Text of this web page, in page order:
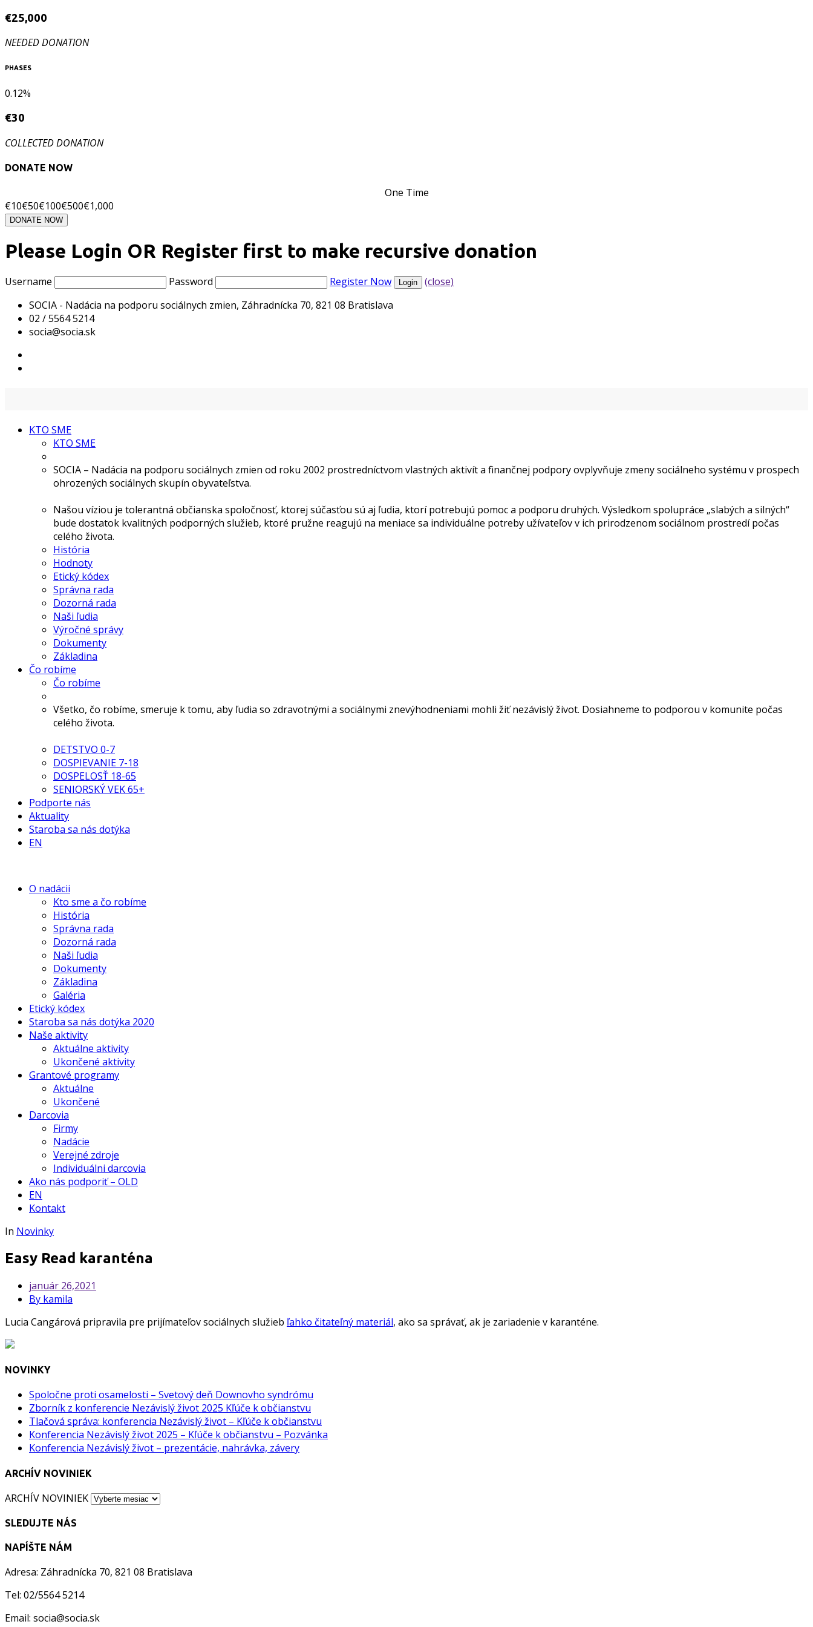
€25,000
NEEDED DONATION
PHASES
0.12%
€30
COLLECTED DONATION
DONATE NOW
One Time
€10€50€100€500€1,000
DONATE NOW
Please Login OR Register first to make recursive donation
Username Password Register Now
(close)
SOCIA - Nadácia na podporu sociálnych zmien, Záhradnícka 70, 821 08 Bratislava
02 / 5564 5214
socia@socia.sk
KTO SME
KTO SME
SOCIA – Nadácia na podporu sociálnych zmien od roku 2002 prostredníctvom vlastných aktivít a finančnej podpory ovplyvňuje zmeny sociálneho systému v prospech
ohrozených sociálnych skupín obyvateľstva.
Našou víziou je tolerantná občianska spoločnosť, ktorej súčasťou sú aj ľudia, ktorí potrebujú pomoc a podporu druhých. Výsledkom spolupráce „slabých a silných“
bude dostatok kvalitných podporných služieb, ktoré pružne reagujú na meniace sa individuálne potreby užívateľov v ich prirodzenom sociálnom prostredí počas
celého života.
História
Hodnoty
Etický kódex
Správna rada
Dozorná rada
Naši ľudia
Výročné správy
Dokumenty
Základina
Čo robíme
Čo robíme
Všetko, čo robíme, smeruje k tomu, aby ľudia so zdravotnými a sociálnymi znevýhodneniami mohli žiť nezávislý život. Dosiahneme to podporou v komunite počas
celého života.
DETSTVO 0-7
DOSPIEVANIE 7-18
DOSPELOSŤ 18-65
SENIORSKÝ VEK 65+
Podporte nás
Aktuality
Staroba sa nás dotýka
EN
O nadácii
Kto sme a čo robíme
História
Správna rada
Dozorná rada
Naši ľudia
Dokumenty
Základina
Galéria
Etický kódex
Staroba sa nás dotýka 2020
Naše aktivity
Aktuálne aktivity
Ukončené aktivity
Grantové programy
Aktuálne
Ukončené
Darcovia
Firmy
Nadácie
Verejné zdroje
Individuálni darcovia
Ako nás podporiť – OLD
EN
Kontakt
In Novinky
Easy Read karanténa
január 26,2021
By kamila
Lucia Cangárová pripravila pre prijímateľov sociálnych služieb ľahko čitateľný materiál, ako sa správať, ak je zariadenie v karanténe.
NOVINKY
Spoločne proti osamelosti – Svetový deň Downovho syndrómu
Zborník z konferencie Nezávislý život 2025 Kľúče k občianstvu
Tlačová správa: konferencia Nezávislý život – Kľúče k občianstvu
Konferencia Nezávislý život 2025 – Kľúče k občianstvu – Pozvánka
Konferencia Nezávislý život – prezentácie, nahrávka, závery
ARCHÍV NOVINIEK
ARCHÍV NOVINIEK
SLEDUJTE NÁS
NAPÍŠTE NÁM
Adresa: Záhradnícka 70, 821 08 Bratislava
Tel: 02/5564 5214
Email: socia@socia.sk